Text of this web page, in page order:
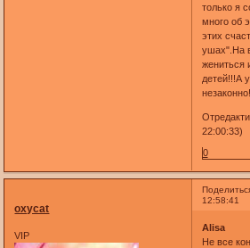
только я
много об
этих
ушах".На
жениться
детей!!!А
22:00:33)
0
12:58:41
oxycat
VIP
Alisa
Не все